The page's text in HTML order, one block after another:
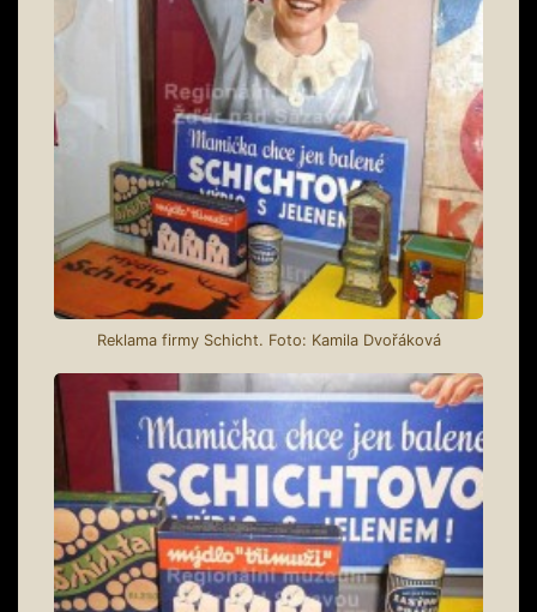
Reklama firmy Schicht. Foto: Kamila Dvořáková